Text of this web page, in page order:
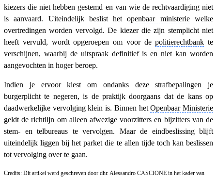
kiezers die niet hebben gestemd en van wie de rechtvaardiging niet
is aanvaard. Uiteindelijk beslist hetopenbaar ministeriewelke
overtredingen worden vervolgd. De kiezer die zijn stemplicht niet
heeft vervuld, wordt opgeroepen om voor depolitierechtbank te
verschijnen, waarbij de uitspraak definitief is en niet kan worden
aangevochten in hoger beroep.
Indien je ervoor kiest om ondanks deze strafbepalingen je
burgerplicht te negeren, is de praktijk doorgaans dat de kans op
daadwerkelijke vervolging klein is. Binnen hetOpenbaar Ministerie
geldt de richtlijn om alleen afwezige voorzitters en bijzitters van de
stem- en telbureaus te vervolgen. Maar de eindbeslissing blijft
uiteindelijk liggen bij het parket die te allen tijde toch kan beslissen
tot vervolging over te gaan.
Credits: Dit artikel werd geschreven door dhr. Alessandro CASCIONE in het kader van